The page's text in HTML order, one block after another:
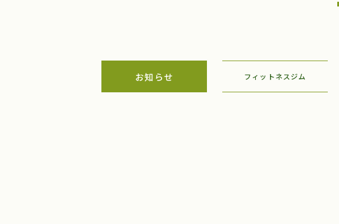
お知らせ フィットネスジム